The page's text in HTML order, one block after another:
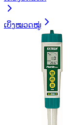
ເບິ່ງໝວດໝູ່